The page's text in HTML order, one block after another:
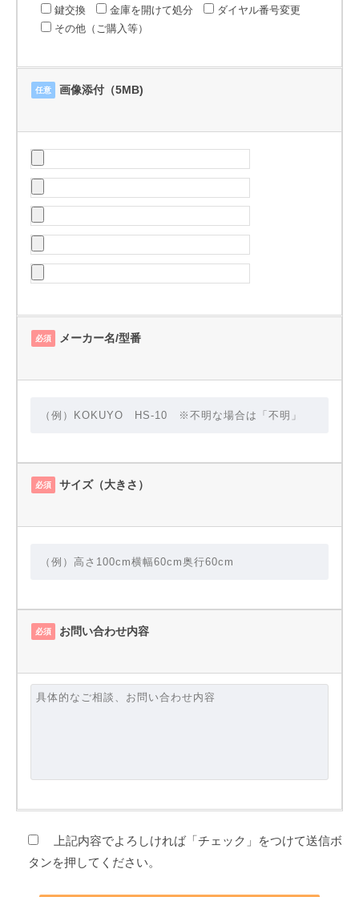
鍵交換 金庫を開けて処分
ダイヤル番号変更
その他（ご購入等）
任意 画像添付（5MB)
必須 メーカー名/型番
必須 サイズ（大きさ）
必須 お問い合わせ内容
上記内容でよろしければ「チェック」をつけて送信ボ
タンを押してください。